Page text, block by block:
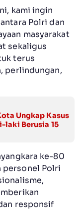
kami ingin
Polri dan
masyarakat
sekaligus
terus
perlindungan,
Ungkap Kasus
laki Berusia 15
ke-80
personel Polri
responsif